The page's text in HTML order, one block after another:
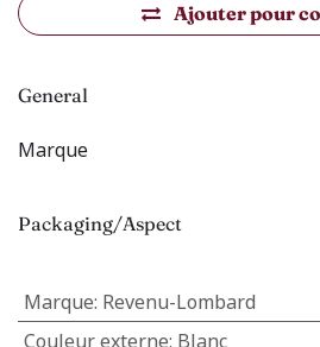
Ajouter pour
General
Marque
Packaging/Aspect
Marque: Revenu-Lombard
Couleur externe: Blanc